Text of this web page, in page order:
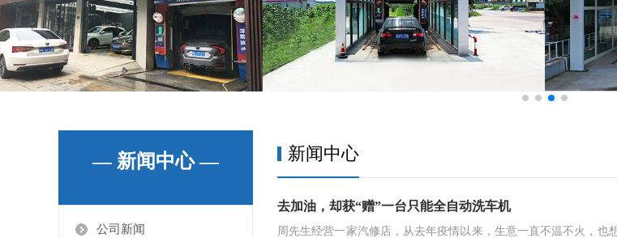
— 新闻中心 —
公司新闻
新闻中心
去加油，却获“赠”一台只能全自动洗车机
周先生经营一家汽修店，从去年疫情以来，生意一直不温不火，